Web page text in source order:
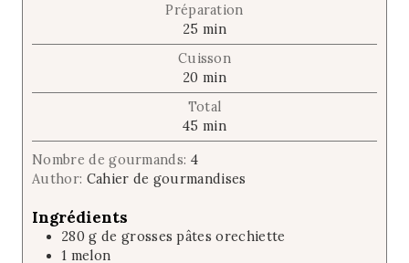
Préparation
25 m
i
n
u
t
e
s
min
Cuisson
20m
i
n
u
e
min
Total
45 m
i
n
u
s
min
Nombre de gourmands: 4
Author: Cahier de gourmandises
Ingrédients
280 g de grosses pâtes orechiette
1 melon